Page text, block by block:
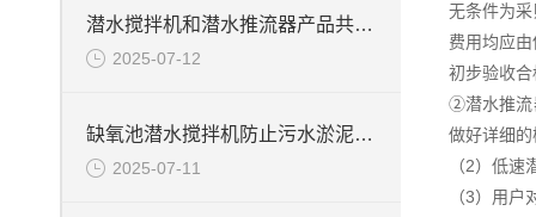
潜水搅拌机和潜水推流器产品共同点
2025-07-12
缺氧池潜水搅拌机防止污水淤泥絮凝堆积方法
2025-07-11
无条件为
费用均应
初步验收
②潜水推流
做好详细
（2）低
（3）用